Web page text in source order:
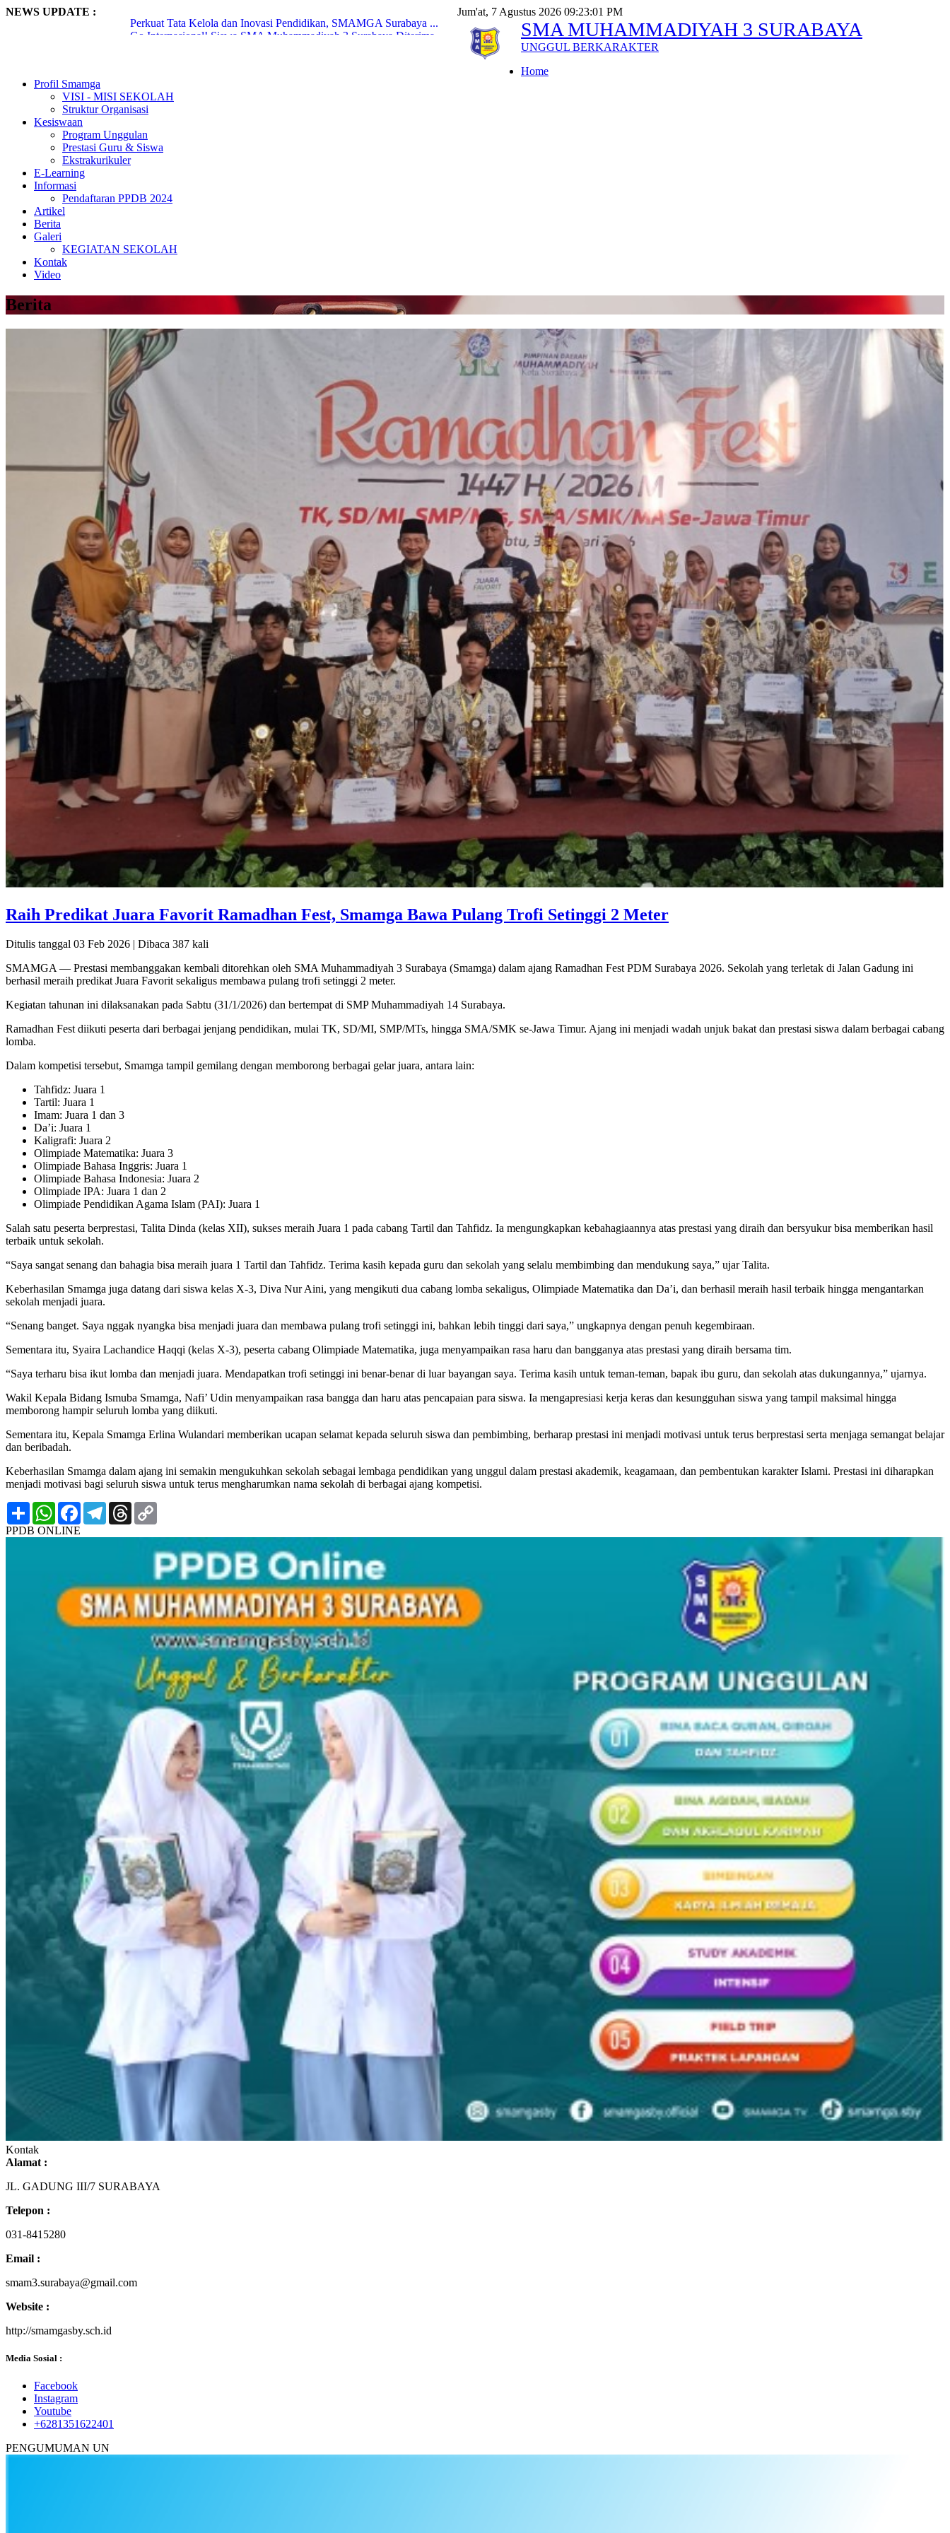
NEWS UPDATE :
Perkuat Tata Kelola dan Inovasi Pendidikan, SMAMGA Surabaya ...
Go Internasional! Siswa SMA Muhammadiyah 3 Surabaya Diterima...
Smamga Umumkan 20 Siswa Lolos PTN Jalur SNBP dan Poltekkes J...
Lantunan Ayat Suci Menggema di Udara, Siswa Smamga Tutup Keg...
Keren! Munaqosyah Al-Quran SMAMGA Diuji Kemenag, Peserta Ter...
Jum'at, 7 Agustus 2026 09:23:03 PM
SMA MUHAMMADIYAH 3 SURABAYA
UNGGUL BERKARAKTER
Home
Profil Smamga
VISI - MISI SEKOLAH
Struktur Organisasi
Kesiswaan
Program Unggulan
Prestasi Guru & Siswa
Ekstrakurikuler
E-Learning
Informasi
Pendaftaran PPDB 2024
Artikel
Berita
Galeri
KEGIATAN SEKOLAH
Kontak
Video
Berita
Raih Predikat Juara Favorit Ramadhan Fest, Smamga Bawa Pulang Trofi Setinggi 2 Meter
Ditulis tanggal 03 Feb 2026 | Dibaca 387 kali
SMAMGA — Prestasi membanggakan kembali ditorehkan oleh SMA Muhammadiyah 3 Surabaya (Smamga) dalam ajang Ramadhan Fest PDM Surabaya 2026. Sekolah yang terletak di Jalan Gadung ini
berhasil meraih predikat Juara Favorit sekaligus membawa pulang trofi setinggi 2 meter.
Kegiatan tahunan ini dilaksanakan pada Sabtu (31/1/2026) dan bertempat di SMP Muhammadiyah 14 Surabaya.
Ramadhan Fest diikuti peserta dari berbagai jenjang pendidikan, mulai TK, SD/MI, SMP/MTs, hingga SMA/SMK se-Jawa Timur. Ajang ini menjadi wadah unjuk bakat dan prestasi siswa dalam berbagai cabang
lomba.
Dalam kompetisi tersebut, Smamga tampil gemilang dengan memborong berbagai gelar juara, antara lain:
Tahfidz: Juara 1
Tartil: Juara 1
Imam: Juara 1 dan 3
Da’i: Juara 1
Kaligrafi: Juara 2
Olimpiade Matematika: Juara 3
Olimpiade Bahasa Inggris: Juara 1
Olimpiade Bahasa Indonesia: Juara 2
Olimpiade IPA: Juara 1 dan 2
Olimpiade Pendidikan Agama Islam (PAI): Juara 1
Salah satu peserta berprestasi, Talita Dinda (kelas XII), sukses meraih Juara 1 pada cabang Tartil dan Tahfidz. Ia mengungkapkan kebahagiaannya atas prestasi yang diraih dan bersyukur bisa memberikan hasil
terbaik untuk sekolah.
“Saya sangat senang dan bahagia bisa meraih juara 1 Tartil dan Tahfidz. Terima kasih kepada guru dan sekolah yang selalu membimbing dan mendukung saya,” ujar Talita.
Keberhasilan Smamga juga datang dari siswa kelas X-3, Diva Nur Aini, yang mengikuti dua cabang lomba sekaligus, Olimpiade Matematika dan Da’i, dan berhasil meraih hasil terbaik hingga mengantarkan
sekolah menjadi juara.
“Senang banget. Saya nggak nyangka bisa menjadi juara dan membawa pulang trofi setinggi ini, bahkan lebih tinggi dari saya,” ungkapnya dengan penuh kegembiraan.
Sementara itu, Syaira Lachandice Haqqi (kelas X-3), peserta cabang Olimpiade Matematika, juga menyampaikan rasa haru dan bangganya atas prestasi yang diraih bersama tim.
“Saya terharu bisa ikut lomba dan menjadi juara. Mendapatkan trofi setinggi ini benar-benar di luar bayangan saya. Terima kasih untuk teman-teman, bapak ibu guru, dan sekolah atas dukungannya,” ujarnya.
Wakil Kepala Bidang Ismuba Smamga, Nafi’ Udin menyampaikan rasa bangga dan haru atas pencapaian para siswa. Ia mengapresiasi kerja keras dan kesungguhan siswa yang tampil maksimal hingga
memborong hampir seluruh lomba yang diikuti.
Sementara itu, Kepala Smamga Erlina Wulandari memberikan ucapan selamat kepada seluruh siswa dan pembimbing, berharap prestasi ini menjadi motivasi untuk terus berprestasi serta menjaga semangat belajar
dan beribadah.
Keberhasilan Smamga dalam ajang ini semakin mengukuhkan sekolah sebagai lembaga pendidikan yang unggul dalam prestasi akademik, keagamaan, dan pembentukan karakter Islami. Prestasi ini diharapkan
menjadi motivasi bagi seluruh siswa untuk terus mengharumkan nama sekolah di berbagai ajang kompetisi.
Share WhatsAppFacebookTelegramThreads
PPDB ONLINE
Kontak
Alamat :
JL. GADUNG III/7 SURABAYA
Telepon :
031-8415280
Email :
smam3.surabaya@gmail.com
Website :
http://smamgasby.sch.id
Media Sosial :
Facebook
Instagram
Youtube
+6281351622401
PENGUMUMAN UN